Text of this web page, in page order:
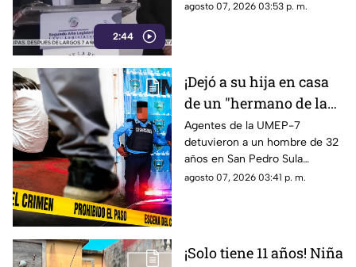
2:44
metió a la cárcel a
declaraciones de testigos
agosto 07, 2026 03:53 p. m.
¡Dejó a su hija en casa
de un "hermano de la
iglesia" para jugar con
otros niños y la niña
terminó 4bus4d4
Agentes de la UMEP-7
detuvieron a un hombre de 32
años en San Pedro Sula
acusado de agredir
agosto 07, 2026 03:41 p. m.
¡Solo tiene 11 años! Niña